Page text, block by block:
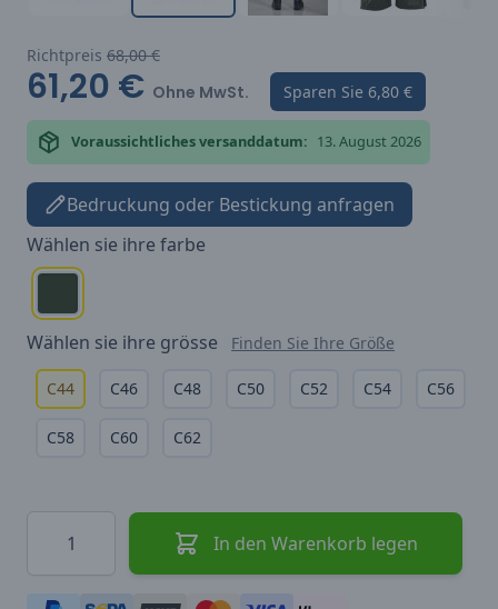
Richtpreis 68,00 €
61,20 € Ohne MwSt. Sparen Sie 6,80 €
Voraussichtliches versanddatum: 13. August 2026
Bedruckung oder Bestickung anfragen
Wählen sie ihre farbe
Wählen sie ihre grösse Finden Sie Ihre Größe
C44 C46 C48 C50 C52 C54 C56
C58 C60 C62
In den Warenkorb legen